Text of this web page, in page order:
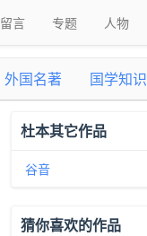
留言 专题 人物
外国名著 国学知识
杜本其它作品
谷音
猜你喜欢的作品